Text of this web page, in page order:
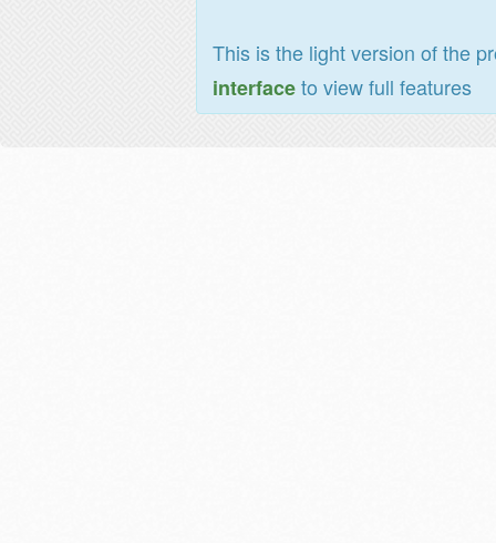
This is the light version of the
interfaceto view full features